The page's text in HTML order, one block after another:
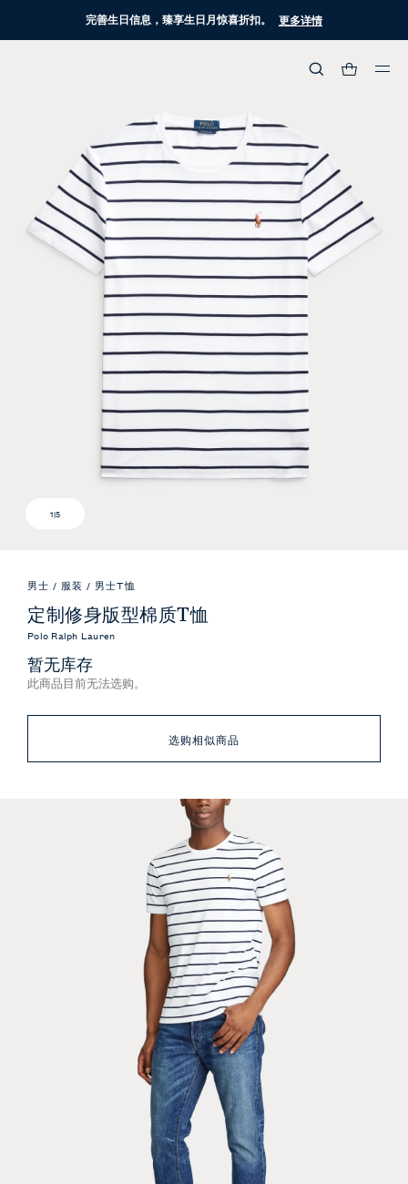
完善生日信息，臻享生日月惊喜折扣。 更多详情
流行分类
1|5
男士 / 服装 / 男士T恤
定制修身版型棉质T恤
Polo Ralph Lauren
暂无库存
此商品目前无法选购。
选购相似商品